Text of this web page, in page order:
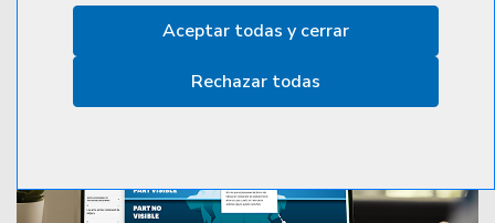
Aceptar todas y cerrar
Rechazar todas